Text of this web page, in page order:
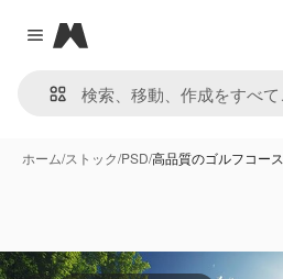
Close menu
Magnific
ホーム/ストック/PSD/高品質のゴルフコース